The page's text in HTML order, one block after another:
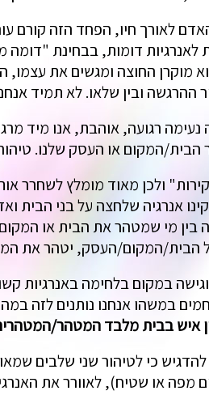
לאורך חיו, הפחד הזה קורם
דומות, בבחינת "דומה
החוצה ומגשים את עצמו,
ההרגשה ובין שלאו. לא תמיד
רגועה, אוהבת, אנו מיד
הבית/המקום או העסק שלנו.
ולכן מאוד מומלץ לשחרר
אנרגיה שלחצה על בני
בין מי שמטהר את הבית או
המקום/העסק, יטהר את
במקום בלחימה באנרגיות
במשהו אנחנו נותנים לזה
איש בבית מלבד המטהר/
כי לטיהור שני שלבים
מפה או שטיח), לאוורר את